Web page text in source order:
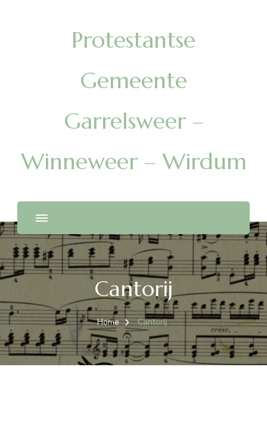
Protestantse
Gemeente
Garrelsweer –
Winneweer – Wirdum
Cantorij
Home Cantorij